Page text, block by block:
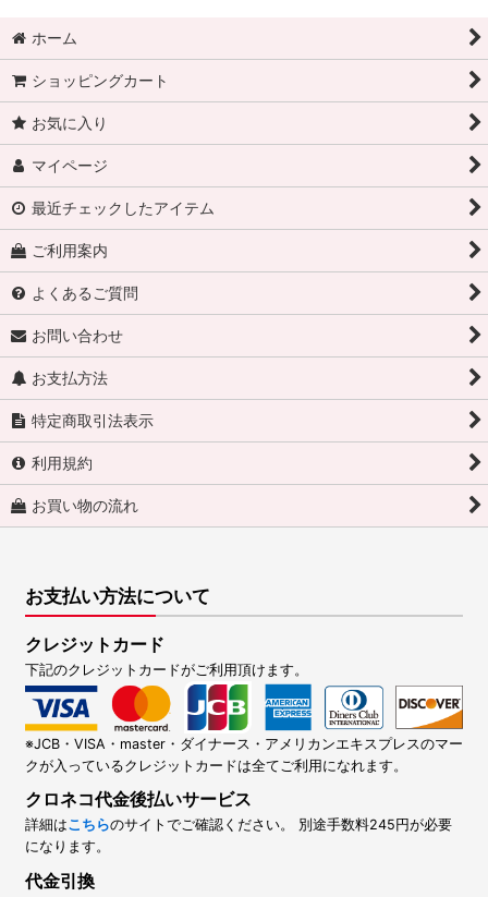
ホーム
ショッピングカート
お気に入り
マイページ
最近チェックしたアイテム
ご利用案内
よくあるご質問
お問い合わせ
お支払方法
特定商取引法表示
利用規約
お買い物の流れ
お支払い方法について
クレジットカード
下記のクレジットカードがご利用頂けます。
※JCB・VISA・master・ダイナース・アメリカンエキスプレスのマー
クが入っているクレジットカードは全てご利用になれます。
クロネコ代金後払いサービス
詳細はこちらのサイトでご確認ください。 別途手数料245円が必要
になります。
代金引換